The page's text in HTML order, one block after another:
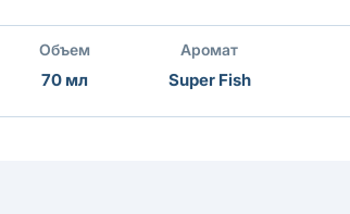
Объем
70 мл
Аромат
Super Fish